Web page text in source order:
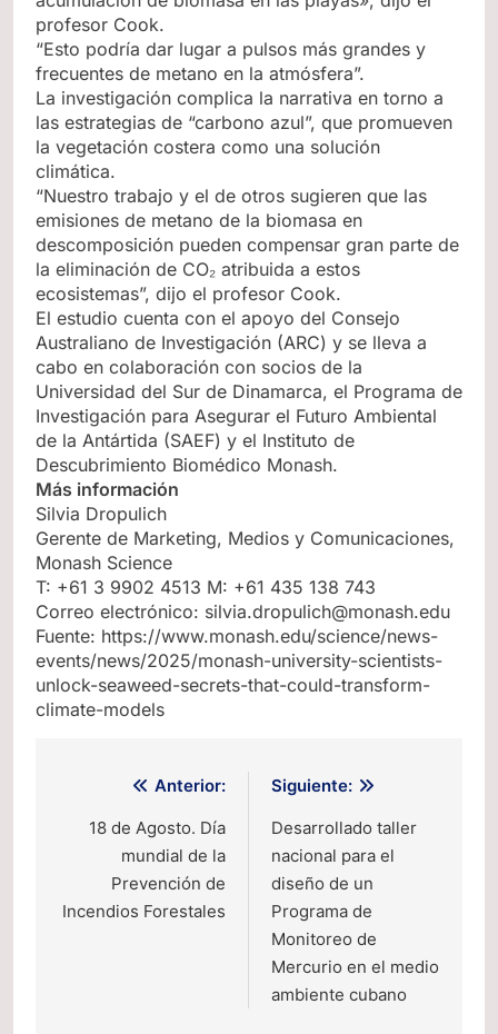
profesor Cook.
“Esto podría dar lugar a pulsos más grandes y
frecuentes de metano en la atmósfera”.
La investigación complica la narrativa en torno a
las estrategias de “carbono azul”, que promueven
la vegetación costera como una solución
climática.
“Nuestro trabajo y el de otros sugieren que las
emisiones de metano de la biomasa en
descomposición pueden compensar gran parte de
la eliminación de CO₂ atribuida a estos
ecosistemas”, dijo el profesor Cook.
El estudio cuenta con el apoyo del Consejo
Australiano de Investigación (ARC) y se lleva a
cabo en colaboración con socios de la
Universidad del Sur de Dinamarca, el Programa de
Investigación para Asegurar el Futuro Ambiental
de la Antártida (SAEF) y el Instituto de
Descubrimiento Biomédico Monash.
Más información
Silvia Dropulich
Gerente de Marketing, Medios y Comunicaciones,
Monash Science
T: +61 3 9902 4513 M: +61 435 138 743
Correo electrónico: silvia.dropulich@monash.edu
Fuente: https://www.monash.edu/science/news-
events/news/2025/monash-university-scientists-
unlock-seaweed-secrets-that-could-transform-
climate-models
Navegación
de
entradas
Anterior:
18 de Agosto. Día
mundial de la
Prevención de
Incendios Forestales
Siguiente:
Desarrollado taller
nacional para el
diseño de un
Programa de
Monitoreo de
Mercurio en el medio
ambiente cubano